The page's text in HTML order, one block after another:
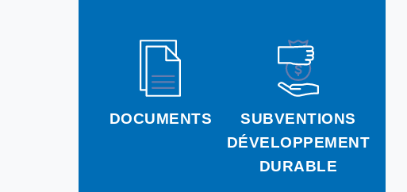
DOCUMENTS
SUBVENTIONS
DÉVELOPPEMENT
DURABLE